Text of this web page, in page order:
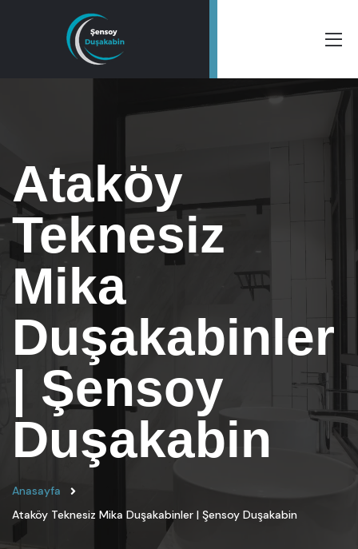
Ataköy
Teknesiz
Mika
Duşakabinler
| Şensoy
Duşakabin
Anasayfa
Ataköy Teknesiz Mika Duşakabinler | Şensoy Duşakabin